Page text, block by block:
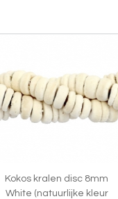
Kokos kralen disc 8mm
White (natuurlijke kleur